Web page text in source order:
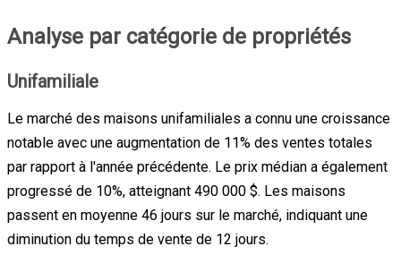
Analyse par catégorie de propriétés
Unifamiliale
Le marché des maisons unifamiliales a connu une croissance
notable avec une augmentation de 11% des ventes totales
par rapport à l'année précédente. Le prix médian a également
progressé de 10%, atteignant 490 000 $. Les maisons
passent en moyenne 46 jours sur le marché, indiquant une
diminution du temps de vente de 12 jours.